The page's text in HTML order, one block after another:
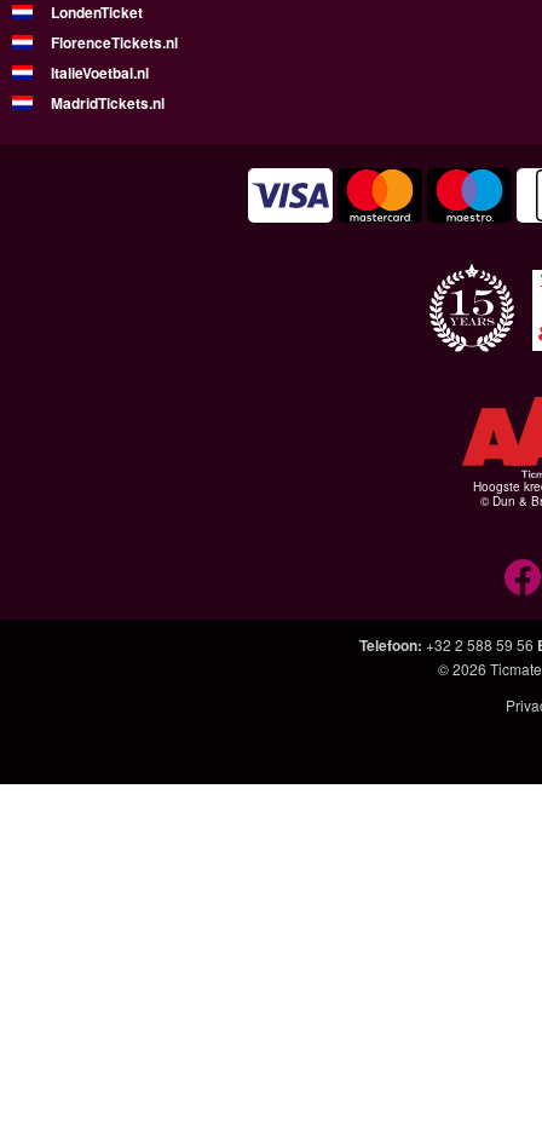
LondenTicket
FlorenceTickets.nl
ItalieVoetbal.nl
MadridTickets.nl
Hoogste
© Dun &
Telefoon: +32 2 588 59 56
© 2026